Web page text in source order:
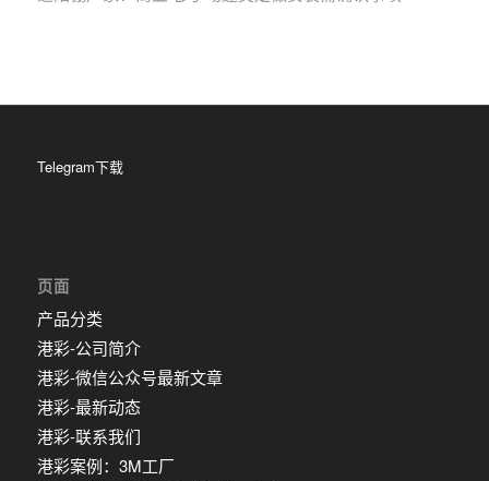
Telegram下载
页面
产品分类
港彩-公司简介
港彩-微信公众号最新文章
港彩-最新动态
港彩-联系我们
港彩案例：3M工厂